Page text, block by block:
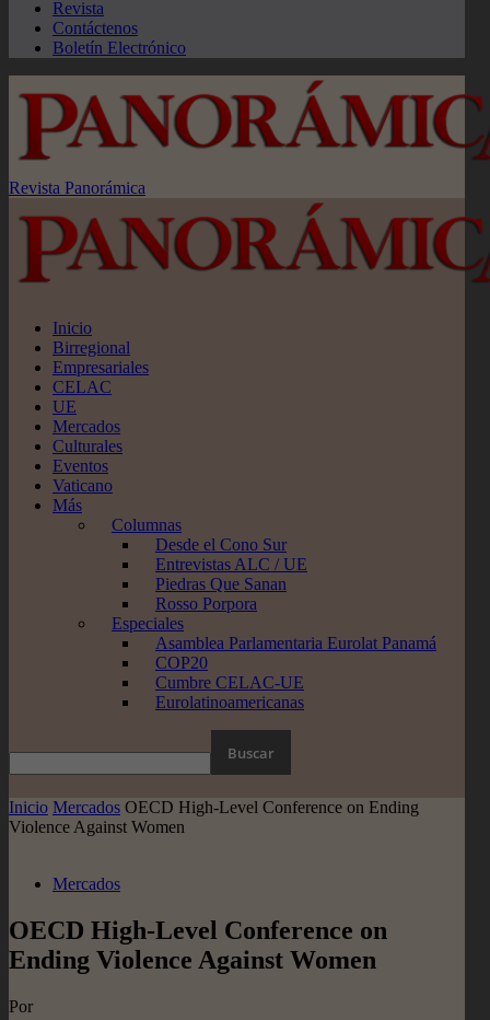
Revista
Contáctenos
Boletín Electrónico
Revista Panorámica
Inicio
Birregional
Empresariales
CELAC
UE
Mercados
Culturales
Eventos
Vaticano
Más
Columnas
Desde el Cono Sur
Entrevistas ALC / UE
Piedras Que Sanan
Rosso Porpora
Especiales
Asamblea Parlamentaria Eurolat Panamá
COP20
Cumbre CELAC-UE
Eurolatinoamericanas
Inicio Mercados OECD High-Level Conference on Ending
Violence Against Women
Mercados
OECD High-Level Conference on
Ending Violence Against Women
Por